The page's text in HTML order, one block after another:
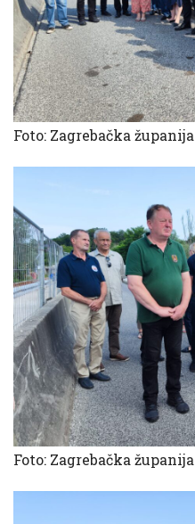
Foto: Zagrebačka županija
Foto: Zagrebačka županija